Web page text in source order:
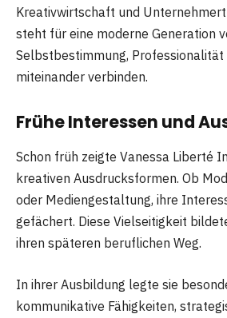
Kreativwirtschaft und
steht für eine moderne Generation
Selbstbestimmung,
miteinander verbinden.
Frühe Interessen und
Schon früh zeigte Vanessa Liberté
kreativen Ausdrucksformen. Ob
oder Mediengestaltung, ihre
gefächert. Diese Vielseitigkeit
ihren späteren beruflichen Weg.
In ihrer Ausbildung legte sie
kommunikative Fähigkeiten,